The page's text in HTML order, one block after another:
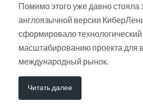
Помимо этого уже давно стояла
англоязычной версии
сформировало
масштабированию проекта для
международный рынок.
Читать далее